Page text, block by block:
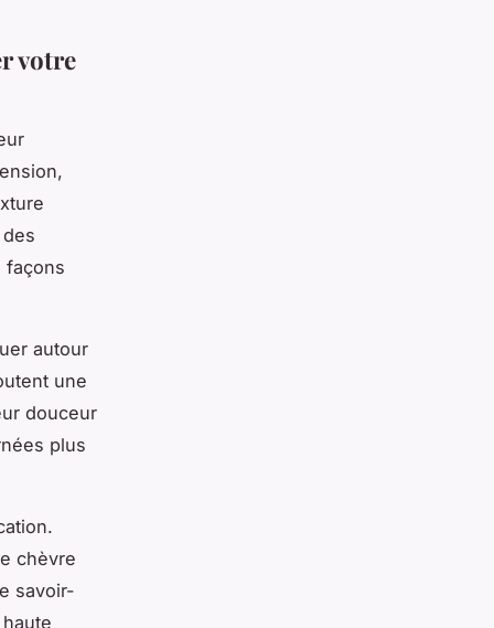
votre
façons
autour
une
douceur
plus
chèvre
savoir-